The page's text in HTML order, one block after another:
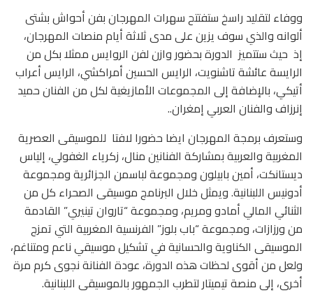
ووفاء لتقليد راسخ ستفتتح سهرات المهرجان بفن أحواش بشتى
ألوانه والذي سوف يزين على مدى ثلاثة أيام منصات المهرجان،
إذ حيث ستتميز الدورة بحضور وازن لفن الروايس ممثلا بكل من
الرايسة عائشة تاشنويت، الرايس الحسين أمراكشي، الرايس أعراب
أتيكي، بالإضافة إلى المجموعات الأمازيغية لكل من الفنان حميد
إنرزاف والفنان العربي إمغران..
وستعرف برمجة المهرجان ايضا حضورا لافتا للموسيقى العصرية
المغربية والعربية بمشاركة الفنانين منال، زكرياء الغفولي، إلياس
ديستانكت، أمين بابيلون ومجموعة لباسمن الجزائرية ومجموعة
أدونيس اللبنانية. ويمثل خلال البرنامج موسيقى الصحراء كل من
الثنائي المالي أمادو ومريم، ومجموعة “تاروان تينيري” القادمة
من ورزازات، ومجموعة “باب بلوز” الفرنسية المغربية التي تمزج
الموسيقى الكناوية والحسانية في تشكيل موسيقي ناعم ومتناغم،
ولعل من أقوى لحظات هذه الدورة، عودة الفنانة نجوى كرم مرة
أخرى، إلى منصة تيميتار لتطرب الجمهور بالموسيقى اللبنانية.